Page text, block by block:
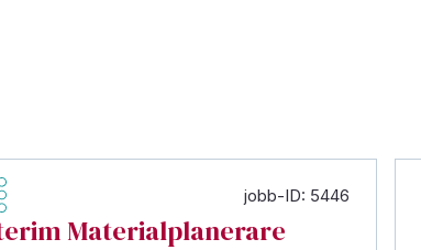
jobb-ID: 5446
Materialplanerare